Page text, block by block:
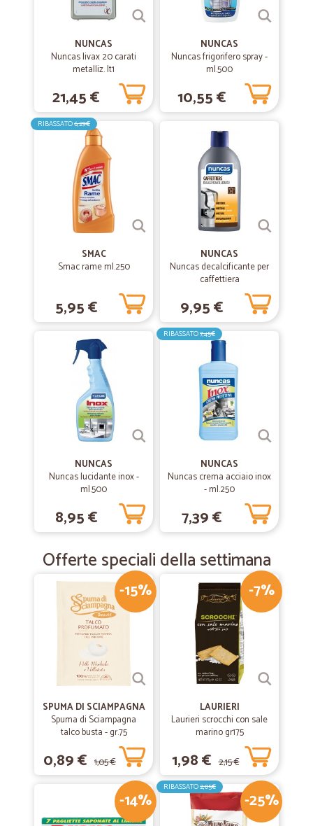
Una buona scelta
29/10/2019
—Maurizio G.
tutto ok ottima la consegna del fresco
—
Ottimo servizio
Rapidi, veloci e attenti! Ho ordinato una spesa di articoli fragili, ma
tutto è arrivato completamente sigillato e protetto, con il fine di
ridurre al minimo i rischi di rotture:ci sono riusciti perfettamente!
—Deborah O.
Buon acquisto online
La consegna è stata molto veloce e nei tempi previsti.Molto
apprezzato è stato il fatto che le notifiche di affidamento della merce
al corriere e dell'orario di consegna della stessa siano state mandate
direttamente tramite sms, il che rende la cosa più comoda e visibile
rispetto alle notifiche che richiedono un collegamento ad internet per
NUNCAS
Nuncas livax 20 carati
metalliz. lt1
21,45 €
NUNCAS
Nuncas frigorifero spray -
ml.500
10,55 €
RIBASSATO6,29€
SMAC
Smac rame ml.250
5,95 €
NUNCAS
Nuncas decalcificante per
caffettiera
9,95 €
NUNCAS
Nuncas lucidante inox -
ml.500
8,95 €
RIBASSATO7,45€
NUNCAS
Nuncas crema acciaio inox
- ml.250
7,39 €
Offerte speciali della settimana
-15%
SPUMA DI SCIAMPAGNA
Spuma di Sciampagna
talco busta - gr.75
0,89 € 1,05 €
-7%
LAURIERI
Laurieri scrocchi con sale
marino gr175
1,98 € 2,15 €
-14% -25%
RIBASSATO2,05€